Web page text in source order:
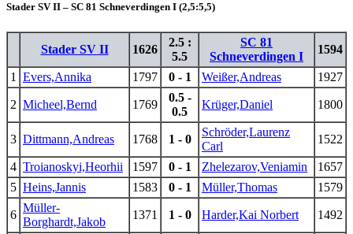
Stader SV II – SC 81 Schneverdingen I (2,5:5,5)
Stader SV II 1626
2.5 :
5.5
SC 81
Schneverdingen I
1594
1 Evers,Annika 1797 0 - 1 Weißer,Andreas 1927
2 Micheel,Bernd 1769
0.5 -
0.5
Krüger,Daniel 1800
3 Dittmann,Andreas 1768 1 - 0
Schröder,Laurenz
Carl
1522
4 Troianoskyi,Heorhii 1597 0 - 1 Zhelezarov,Veniamin
1657
5 Heins,Jannis 1583 0 - 1 Müller,Thomas 1579
6
Müller-
Borghardt,Jakob
1371 1 - 0 Harder,Kai Norbert 1492